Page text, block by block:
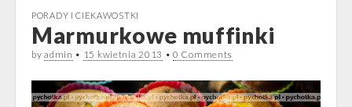
PORADY I CIEKAWOSTKI
Marmurkowe muffinki
byadmin • 15 kwietnia 2013 •0 Comments